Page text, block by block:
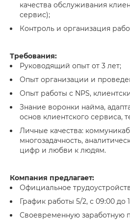
качества обслуживания
сервис);
Контроль и организация
Требования:
Руководящий опыт от 3 лет;
Опыт организации и
Опыт работы с NPS,
Знание воронки найма,
основ клиентского сервиса,
Личные качества:
многозадачность,
цифр и любви к людям.
Компания предлагает:
Официальное
График работы 5/2, с 09:00 до
Своевременную заработную